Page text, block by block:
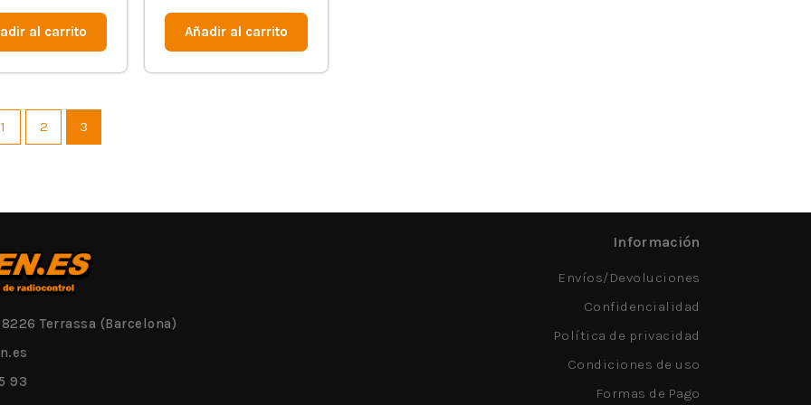
al carrito
de
Añadir al carrito
1 2 3
Terrassa (Barcelona)
93
Información
Envíos/Devoluciones
Confidencialidad
Política de privacidad
Condiciones de uso
Formas de Pago